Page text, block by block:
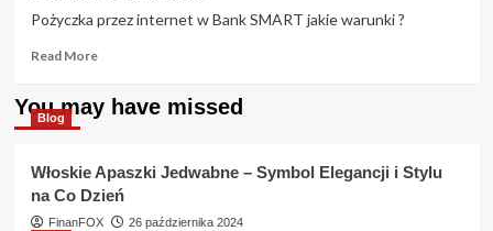
Pożyczka przez internet w Bank SMART jakie warunki ?
Read MoreRead
about
Pożyczka
w
Bank
SMART
You may have missed
Blog
Włoskie Apaszki Jedwabne – Symbol Elegancji i Stylu
na Co Dzień
FinanFOX
26 października 2024